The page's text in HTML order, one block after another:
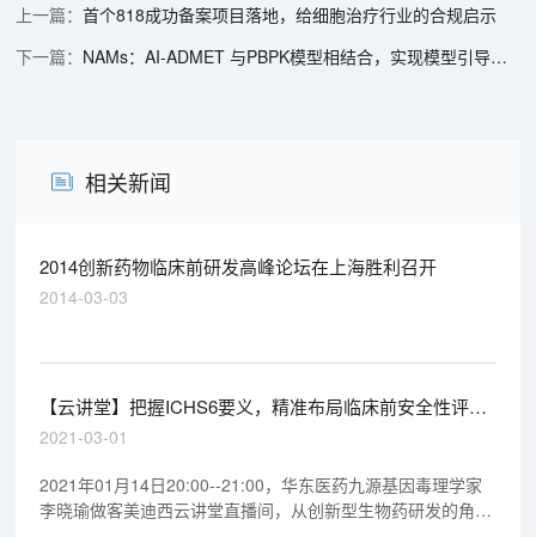
首个818成功备案项目落地，给细胞治疗行业的合规启示
NAMs：AI-ADMET 与PBPK模型相结合，实现模型引导的药物研发（MIDD）新范式
相关新闻
2014创新药物临床前研发高峰论坛在上海胜利召开
2014-03-03
【云讲堂】把握ICHS6要义，精准布局临床前安全性评价
研究
2021-03-01
2021年01月14日20:00--21:00，华东医药九源基因毒理学家
李晓瑜做客美迪西云讲堂直播间，从创新型生物药研发的角